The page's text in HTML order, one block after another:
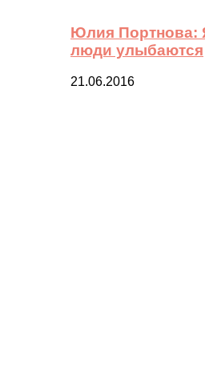
Юлия Портнова:
люди улыбаются
21.06.2016